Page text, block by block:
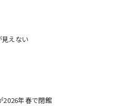
えない
2026年春で閉館